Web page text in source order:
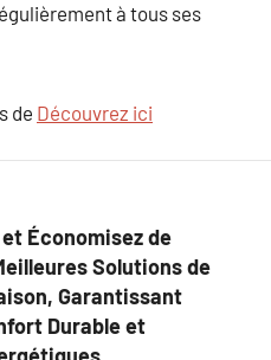
à tous ses
de Découvrez ici
Économisez de
Solutions de
Garantissant
Durable et